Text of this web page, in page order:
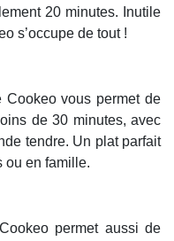
20 minutes. Inutile
s’occupe de tout !
Cookeo vous permet de
de 30 minutes, avec
tendre. Un plat parfait
ou en famille.
permet aussi de